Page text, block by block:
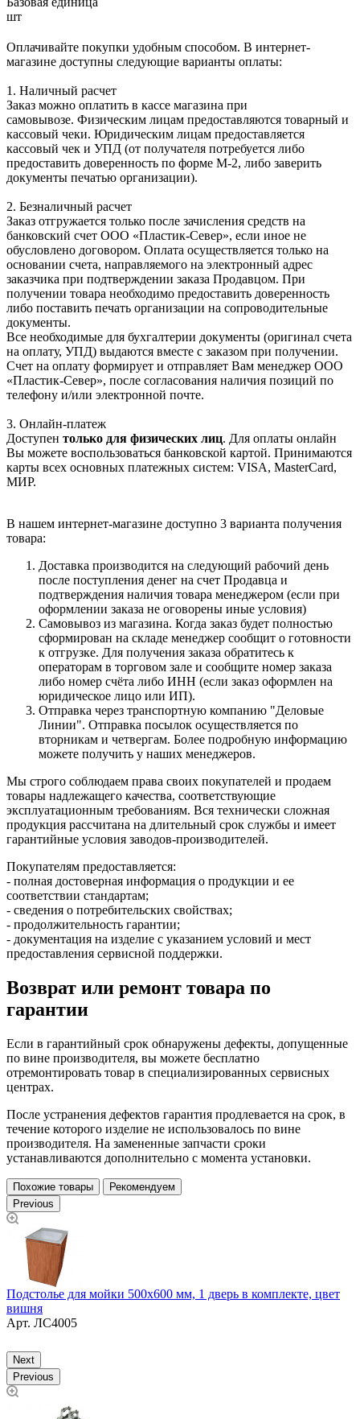
шт
Оплачивайте покупки удобным способом. В интернет-
магазине доступны следующие варианты оплаты:
1. Наличный расчет
Заказ можно оплатить в кассе магазина при
самовывозе. Физическим лицам предоставляются товарный и
кассовый чеки. Юридическим лицам предоставляется
кассовый чек и УПД (от получателя потребуется либо
предоставить доверенность по форме М-2, либо заверить
документы печатью организации).
2. Безналичный расчет
Заказ отгружается только после зачисления средств на
банковский счет ООО «Пластик-Север», если иное не
обусловлено договором. Оплата осуществляется только на
основании счета, направляемого на электронный адрес
заказчика при подтверждении заказа Продавцом. При
получении товара необходимо предоставить доверенность
либо поставить печать организации на сопроводительные
документы.
Все необходимые для бухгалтерии документы (оригинал счета
на оплату, УПД) выдаются вместе с заказом при получении.
Счет на оплату формирует и отправляет Вам менеджер ООО
«Пластик-Север», после согласования наличия позиций по
телефону и/или электронной почте.
3. Онлайн-платеж
Доступен только для физических лиц. Для оплаты онлайн
Вы можете воспользоваться банковской картой. Принимаются
карты всех основных платежных систем: VISA, MasterCard,
МИР.
В нашем интернет-магазине доступно 3 варианта получения
товара:
Доставка производится на следующий рабочий день
после поступления денег на счет Продавца и
подтверждения наличия товара менеджером (если при
оформлении заказа не оговорены иные условия)
Самовывоз из магазина. Когда заказ будет полностью
сформирован на складе менеджер сообщит о готовности
к отгрузке. Для получения заказа обратитесь к
операторам в торговом зале и сообщите номер заказа
либо номер счёта либо ИНН (если заказ оформлен на
юридическое лицо или ИП).
Отправка через транспортную компанию "Деловые
Линии". Отправка посылок осуществляется по
вторникам и четвергам. Более подробную информацию
можете получить у наших менеджеров.
Мы строго соблюдаем права своих покупателей и продаем
товары надлежащего качества, соответствующие
эксплуатационным требованиям. Вся технически сложная
продукция рассчитана на длительный срок службы и имеет
гарантийные условия заводов-производителей.
Покупателям предоставляется:
- полная достоверная информация о продукции и ее
соответствии стандартам;
- сведения о потребительских свойствах;
- продолжительность гарантии;
- документация на изделие с указанием условий и мест
предоставления сервисной поддержки.
Возврат или ремонт товара по
гарантии
Если в гарантийный срок обнаружены дефекты, допущенные
по вине производителя, вы можете бесплатно
отремонтировать товар в специализированных сервисных
центрах.
После устранения дефектов гарантия продлевается на срок, в
течение которого изделие не использовалось по вине
производителя. На замененные запчасти сроки
устанавливаются дополнительно с момента установки.
Похожие товары
Рекомендуем
Previous
Подстолье для мойки 500х600 мм, 1 дверь в комплекте, цвет
вишня
Арт. ЛС4005
Next
Previous